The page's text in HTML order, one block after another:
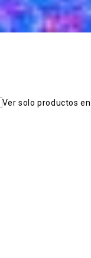
Ver solo productos